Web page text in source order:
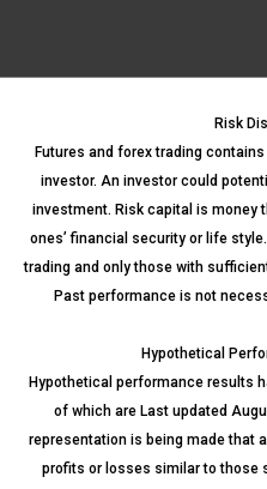
Risk
Futures and forex trading
investor. An investor could
investment. Risk capital is money
ones’ financial security or life
trading and only those with
Past performance is not
Hypothetical
Hypothetical performance results
of which are Last updated
representation is being made that
profits or losses similar to those